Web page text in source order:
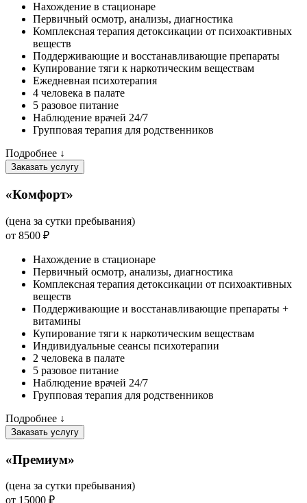
Нахождение в стационаре
Первичный осмотр, анализы, диагностика
Комплексная терапия детоксикации от психоактивных
веществ
Поддерживающие и восстанавливающие препараты
Купирование тяги к наркотическим веществам
Ежедневная психотерапия
4 человека в палате
5 разовое питание
Наблюдение врачей 24/7
Групповая терапия для родственников
Подробнее ↓
Заказать услугу
«Комфорт»
(цена за сутки пребывания)
от 8500 ₽
Нахождение в стационаре
Первичный осмотр, анализы, диагностика
Комплексная терапия детоксикации от психоактивных
веществ
Поддерживающие и восстанавливающие препараты +
витамины
Купирование тяги к наркотическим веществам
Индивидуальные сеансы психотерапии
2 человека в палате
5 разовое питание
Наблюдение врачей 24/7
Групповая терапия для родственников
Подробнее ↓
Заказать услугу
«Премиум»
(цена за сутки пребывания)
от 15000 ₽